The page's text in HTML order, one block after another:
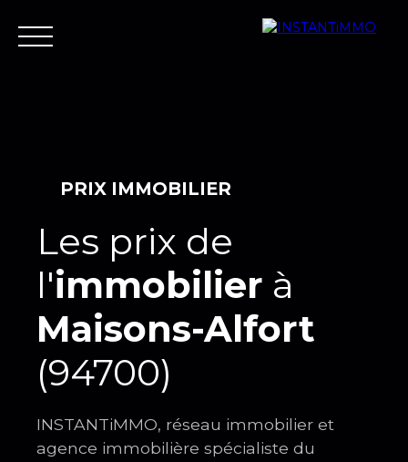
Accueil Estimer Vendre Acheter
Estimer votre bien
PRIX IMMOBILIER
Les prix de
l'immobilier à
Maisons-Alfort
(94700)
INSTANTiMMO, réseau immobilier et
agence immobilière spécialiste du